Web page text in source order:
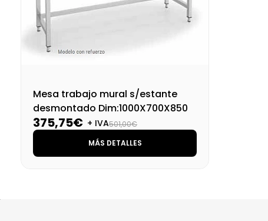
Mesa trabajo mural s/estante
desmontado Dim:1000X700X850
375,75€ + IVA501,00€
MÁS DETALLES